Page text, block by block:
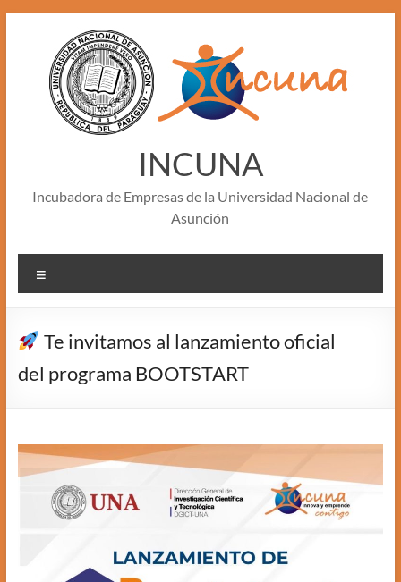
content
INCUNA
Incubadora de Empresas de la Universidad Nacional de
Asunción
Te invitamos al lanzamiento oficial
del programa BOOTSTART